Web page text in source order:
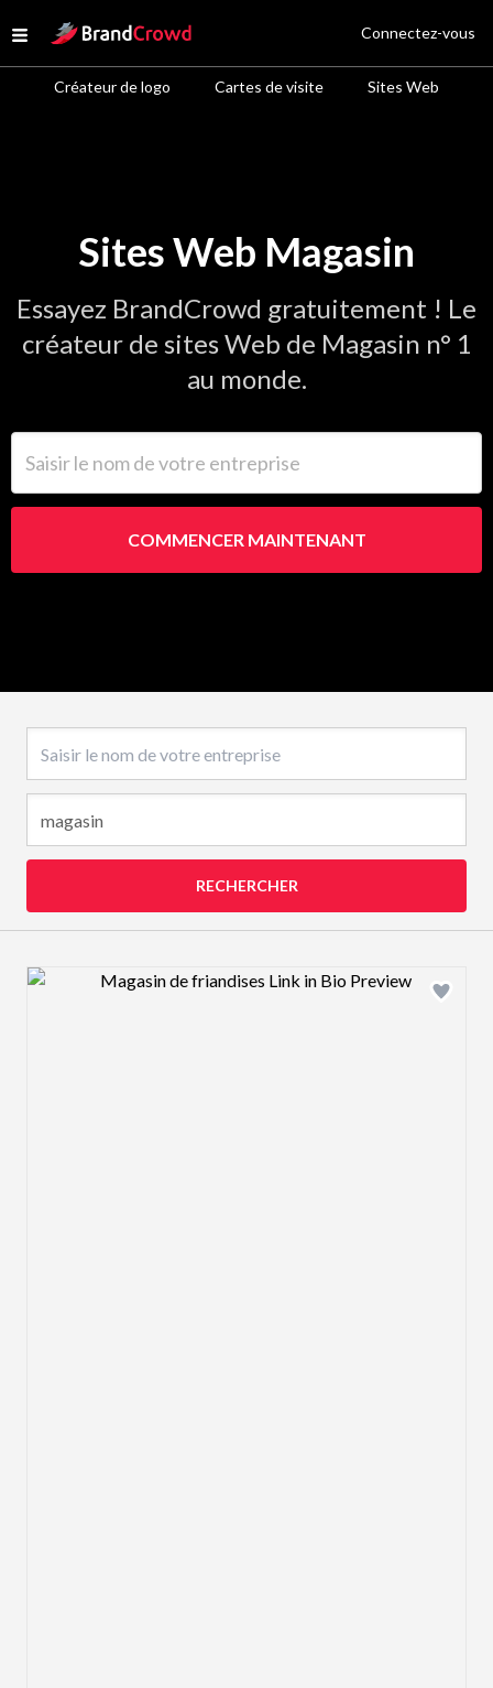
Open menu
Site Logo
Créateur de logo Cartes de visite Sites Web
Connectez-vous
Sites Web Magasin
Essayez BrandCrowd gratuitement ! Le
créateur de sites Web de Magasin n° 1
au monde.
COMMENCER MAINTENANT
RECHERCHER
Design preview image